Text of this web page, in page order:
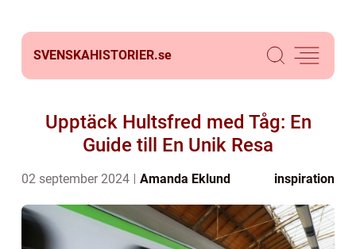
SVENSKAHISTORIER.se
Upptäck Hultsfred med Tåg: En
Guide till En Unik Resa
02 september 2024 Amanda Eklund inspiration